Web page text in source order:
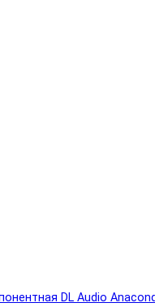
DL Audio